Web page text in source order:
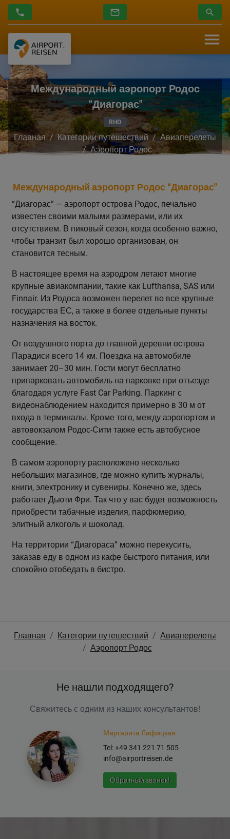
Международный аэропорт Родос
“Диагорас"
Главная Категории путешествий
Авиаперелеты
Аэропорт Родос
Международный аэропорт Родос “Диагорас"
“Диагорас” — аэропорт острова Родос, печально
известен своими малыми размерами, или их
отсутствием. В пиковый сезон, когда особенно важно,
чтобы транзит был хорошо организован, он
становится тесным.
В настоящее время на аэродром летают многие
крупные авиакомпании, такие как Lufthansa, SAS или
Finnair. Из Родоса возможен перелет во все крупные
государства ЕС, а также в более отдельные пункты
назначения на восток.
От воздушного порта до главной деревни острова
Парадиси всего 14 км. Поездка на автомобиле
занимает 20–30 мин. Гости могут бесплатно
припарковать автомобиль на парковке при отъезде
благодаря услуге Fast Car Parking. Паркинг с
видеонаблюдением находится примерно в 30 м от
входа в терминалы. Кроме того, между аэропортом и
автовокзалом Родос-Сити также есть автобусное
сообщение.
В самом аэропорту расположено несколько
небольших магазинов, где можно купить журналы,
книги, электронику и сувениры. Конечно же, здесь
работает Дьюти Фри. Так что у вас будет возможность
приобрести табачные изделия, парфюмерию,
элитный алкоголь и шоколад.
На территории “Диагораса” можно перекусить,
заказав еду в одном из кафе быстрого питания, или
спокойно отобедать в бистро.
Главная Категории путешествий
Авиаперелеты
Аэропорт Родос
Не нашли подходящего?
Свяжитесь с одним из наших консультантов!
Маргарита Лафицкая
Tel: +49 341 221 71 505
info@airportreisen.de
Обратный звонок!